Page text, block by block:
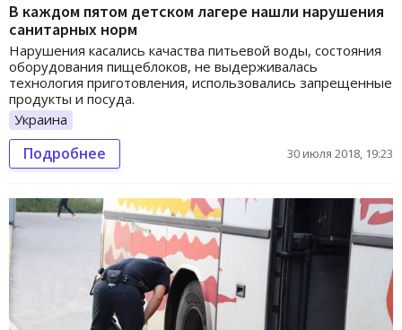
В каждом пятом детском лагере нашли нарушения
санитарных норм
Нарушения касались качаства питьевой воды, состояния
оборудования пищеблоков, не выдерживалась
технология приготовления, использовались запрещенные
продукты и посуда.
Украина
Подробнее 30 июля 2018, 19:23